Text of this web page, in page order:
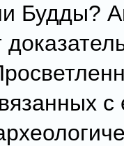
Будды?
с